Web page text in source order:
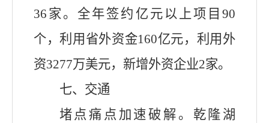
36 家。全年签约亿元以上项目90
个，利用省外资金160亿元，利用外
资3277万美元，新增外资企业2家。
七、交通
堵点痛点加速破解 。 乾隆湖